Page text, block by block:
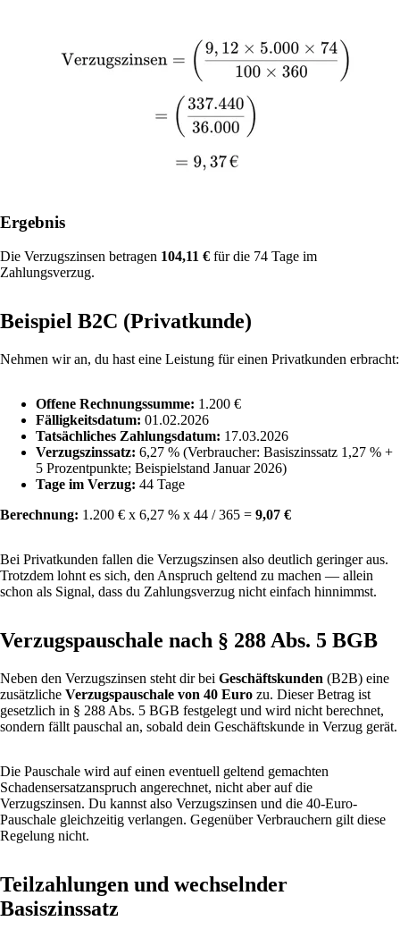
Ergebnis
Die Verzugszinsen betragen 104,11 € für die 74 Tage im
Zahlungsverzug.
Beispiel B2C (Privatkunde)
Nehmen wir an, du hast eine Leistung für einen Privatkunden erbracht:
Offene Rechnungssumme: 1.200 €
Fälligkeitsdatum: 01.02.2026
Tatsächliches Zahlungsdatum: 17.03.2026
Verzugszinssatz: 6,27 % (Verbraucher: Basiszinssatz 1,27 % +
5 Prozentpunkte; Beispielstand Januar 2026)
Tage im Verzug: 44 Tage
Berechnung: 1.200 € x 6,27 % x 44 / 365 = 9,07 €
Bei Privatkunden fallen die Verzugszinsen also deutlich geringer aus.
Trotzdem lohnt es sich, den Anspruch geltend zu machen — allein
schon als Signal, dass du Zahlungsverzug nicht einfach hinnimmst.
Verzugspauschale nach § 288 Abs. 5 BGB
Neben den Verzugszinsen steht dir bei Geschäftskunden (B2B) eine
zusätzliche Verzugspauschale von 40 Euro zu. Dieser Betrag ist
gesetzlich in § 288 Abs. 5 BGB festgelegt und wird nicht berechnet,
sondern fällt pauschal an, sobald dein Geschäftskunde in Verzug gerät.
Die Pauschale wird auf einen eventuell geltend gemachten
Schadensersatzanspruch angerechnet, nicht aber auf die
Verzugszinsen. Du kannst also Verzugszinsen und die 40-Euro-
Pauschale gleichzeitig verlangen. Gegenüber Verbrauchern gilt diese
Regelung nicht.
Teilzahlungen und wechselnder
Basiszinssatz